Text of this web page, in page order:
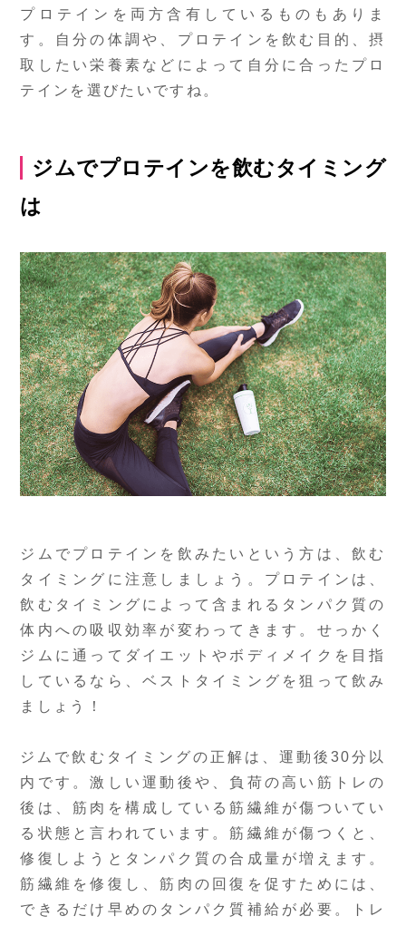
プロテインを両方含有しているものもありま
す。自分の体調や、プロテインを飲む目的、摂
取したい栄養素などによって自分に合ったプロ
テインを選びたいですね。
ジムでプロテインを飲むタイミング
は
ジムでプロテインを飲みたいという方は、飲む
タイミングに注意しましょう。プロテインは、
飲むタイミングによって含まれるタンパク質の
体内への吸収効率が変わってきます。せっかく
ジムに通ってダイエットやボディメイクを目指
しているなら、ベストタイミングを狙って飲み
ましょう！
ジムで飲むタイミングの正解は、運動後30分以
内です。激しい運動後や、負荷の高い筋トレの
後は、筋肉を構成している筋繊維が傷ついてい
る状態と言われています。筋繊維が傷つくと、
修復しようとタンパク質の合成量が増えます。
筋繊維を修復し、筋肉の回復を促すためには、
できるだけ早めのタンパク質補給が必要。トレ